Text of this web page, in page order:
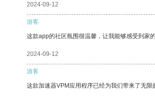
2024-09-12
游客
这款app的社区氛围很温馨，让我能够感受到家的
2024-09-12
游客
这款加速器VPM应用程序已经为我们带来了无限